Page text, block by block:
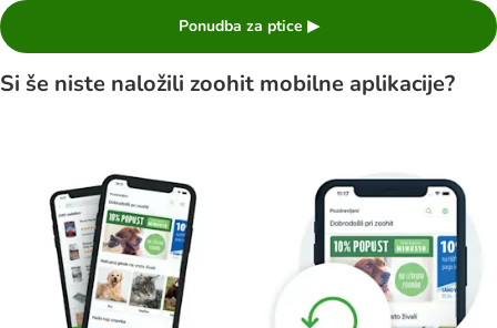
Ponudba za ptice ▶
Si še niste naložili zoohit mobilne aplikacije?